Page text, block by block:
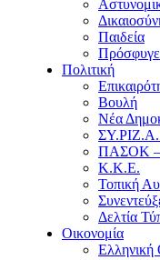
Παιδεία
Πολιτική
Βουλή
Νέα
ΣΥ.ΡΙΖ.Α.
ΠΑΣΟΚ –
Κ.Κ.Ε.
Τοπική
Δελτία
Οικονομία
Ελληνική